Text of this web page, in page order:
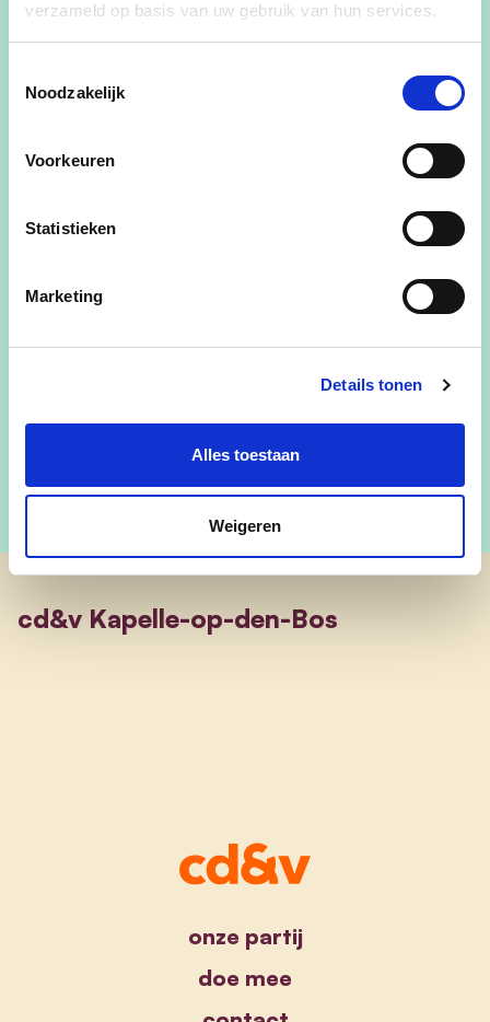
verzameld op basis van uw gebruik van hun services.
Noodzakelijk
Voorkeuren
Statistieken
Marketing
Details tonen
Alles toestaan
Weigeren
dossierbeheerder bij de CM regio Mechelen-
Turnhout. Ik ben er ook
uitdaging: samen met een enthousiaste ploeg zal
ik mij inzetten voor een leuke, gastvrije, veilige en
cd&v Kapelle-op-den-Bos
onze partij
doe mee